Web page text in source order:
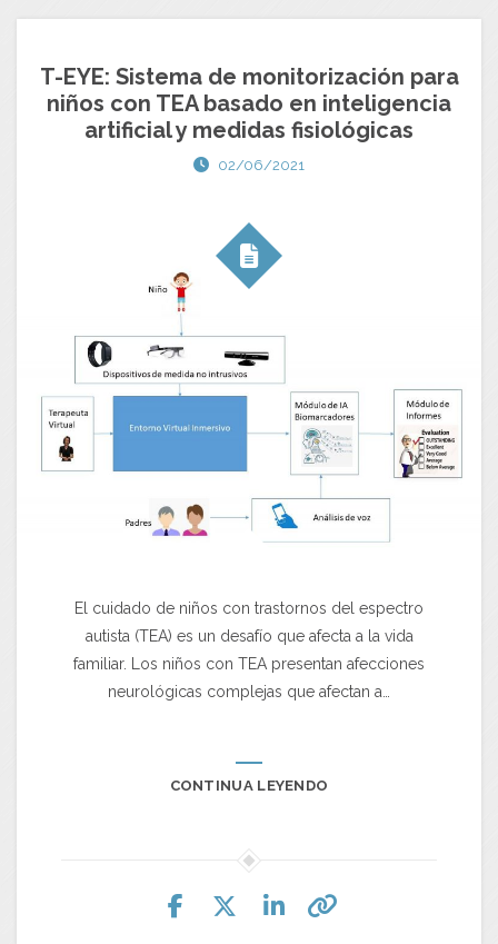
T-EYE: Sistema de monitorización para
niños con TEA basado en inteligencia
artificial y medidas fisiológicas
02/06/2021
El cuidado de niños con trastornos del espectro
autista (TEA) es un desafío que afecta a la vida
familiar. Los niños con TEA presentan afecciones
neurológicas complejas que afectan a…
CONTINUA LEYENDO